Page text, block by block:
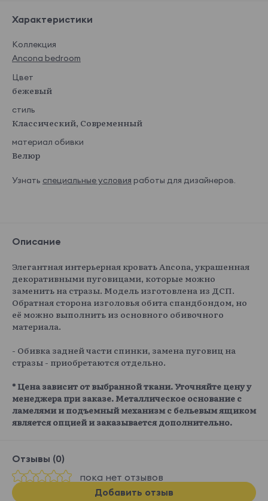
Характеристики
Коллекция
Ancona bedroom
Цвет
бежевый
стиль
Классический, Современный
материал обивки
Велюр
Узнать специальные условия работы для дизайнеров.
Описание
Элегантная интерьерная кровать Ancona, украшенная
декоративными пуговицами, которые можно
заменить на стразы. Модель изготовлена из ДСП.
Обратная сторона изголовья обита спандбондом, но
её можно выполнить из основного обивочного
материала.
- Обивка задней части спинки, замена пуговиц на
стразы - приобретаются отдельно.
* Цена зависит от выбранной ткани. Уточняйте цену у
менеджера при заказе. Металлическое основание с
ламелями и подъемный механизм с бельевым ящиком
является опцией и заказывается дополнительно.
Отзывы (0)
пока нет отзывов
Добавить отзыв